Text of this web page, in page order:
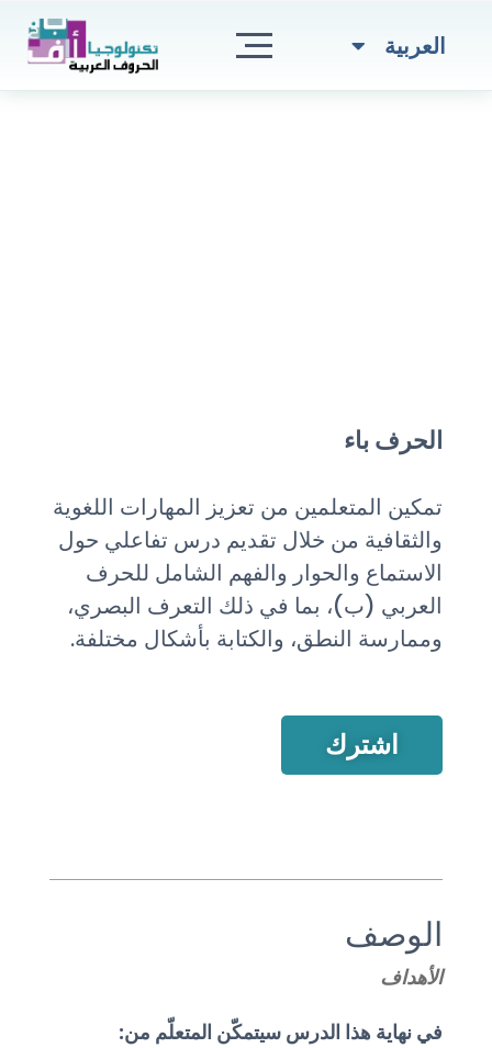
content
العربية
Türkçe
الحرف باء
تمكين المتعلمين من تعزيز المهارات اللغوية
والثقافية من خلال تقديم درس تفاعلي حول
الاستماع والحوار والفهم الشامل للحرف
العربي (ب)، بما في ذلك التعرف البصري،
وممارسة النطق، والكتابة بأشكال مختلفة.
اشترك
الوصف
الأهداف
في نهاية هذا الدرس سيتمكّن المتعلّم من: